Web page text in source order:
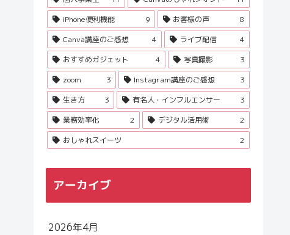
iPhone便利機能
9 お客様の声
8
Canva講座のご感想
4 ライブ配信
4
おすすめガジェット
4 写真撮影
3
zoom
3 Instagram講座のご感想
3
生き方
3 有名人・インフルエンサー
3
業務効率化
2 デジタル活用術
2
おしゃれスイーツ
2
アーカイブ
2026年4月